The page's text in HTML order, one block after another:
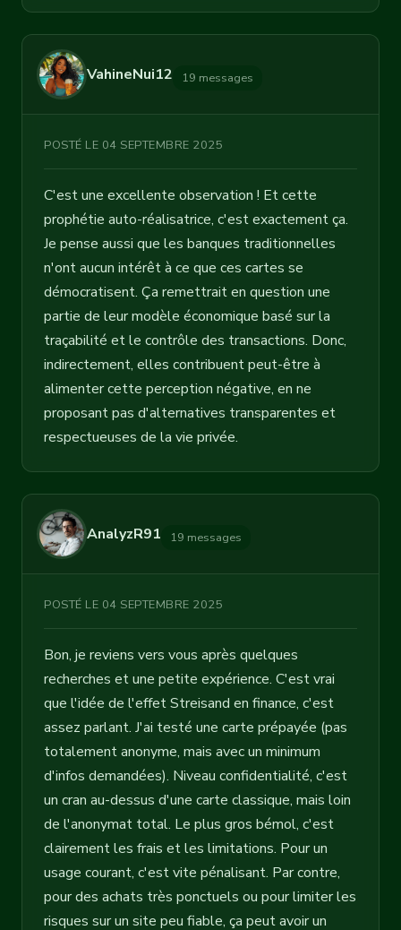
VahineNui12 19 messages
POSTÉ LE 04 SEPTEMBRE 2025
C'est une excellente observation ! Et cette
prophétie auto-réalisatrice, c'est exactement ça.
Je pense aussi que les banques traditionnelles
n'ont aucun intérêt à ce que ces cartes se
démocratisent. Ça remettrait en question une
partie de leur modèle économique basé sur la
traçabilité et le contrôle des transactions. Donc,
indirectement, elles contribuent peut-être à
alimenter cette perception négative, en ne
proposant pas d'alternatives transparentes et
respectueuses de la vie privée.
AnalyzR91 19 messages
POSTÉ LE 04 SEPTEMBRE 2025
Bon, je reviens vers vous après quelques
recherches et une petite expérience. C'est vrai
que l'idée de l'effet Streisand en finance, c'est
assez parlant. J'ai testé une carte prépayée (pas
totalement anonyme, mais avec un minimum
d'infos demandées). Niveau confidentialité, c'est
un cran au-dessus d'une carte classique, mais loin
de l'anonymat total. Le plus gros bémol, c'est
clairement les frais et les limitations. Pour un
usage courant, c'est vite pénalisant. Par contre,
pour des achats très ponctuels ou pour limiter les
risques sur un site peu fiable, ça peut avoir un